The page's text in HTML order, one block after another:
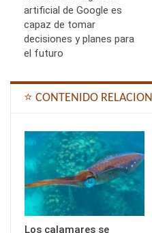
artificial de Google es
capaz de tomar
decisiones y planes para
el futuro
⭐ CONTENIDO
Los calamares se